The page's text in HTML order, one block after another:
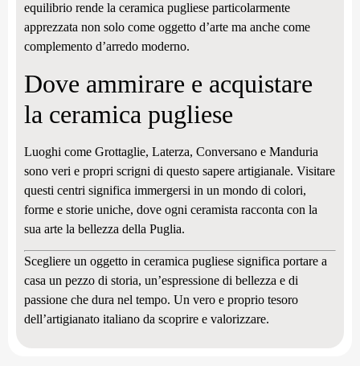
equilibrio rende la ceramica pugliese particolarmente
apprezzata non solo come oggetto d’arte ma anche come
complemento d’arredo moderno.
Dove ammirare e acquistare
la ceramica pugliese
Luoghi come Grottaglie, Laterza, Conversano e Manduria
sono veri e propri scrigni di questo sapere artigianale. Visitare
questi centri significa immergersi in un mondo di colori,
forme e storie uniche, dove ogni ceramista racconta con la
sua arte la bellezza della Puglia.
Scegliere un oggetto in ceramica pugliese significa portare a
casa un pezzo di storia, un’espressione di bellezza e di
passione che dura nel tempo. Un vero e proprio tesoro
dell’artigianato italiano da scoprire e valorizzare.